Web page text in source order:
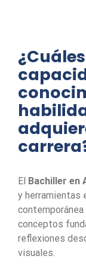
El Bachiller en
y herramientas
conceptos
reflexiones
visuales.